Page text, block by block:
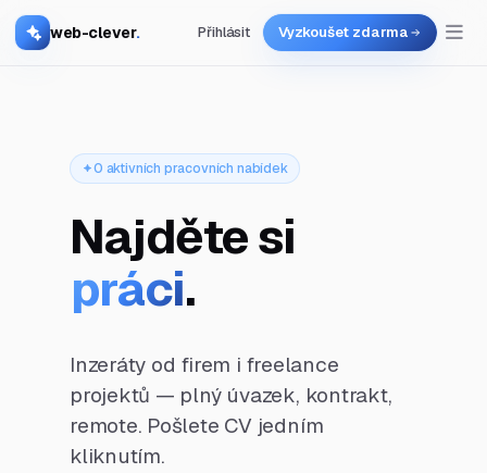
web-clever. Přihlásit Vyzkoušet zdarma
0 aktivních pracovních nabídek
Najděte si
práci.
Inzeráty od firem i freelance
projektů — plný úvazek, kontrakt,
remote. Pošlete CV jedním
kliknutím.